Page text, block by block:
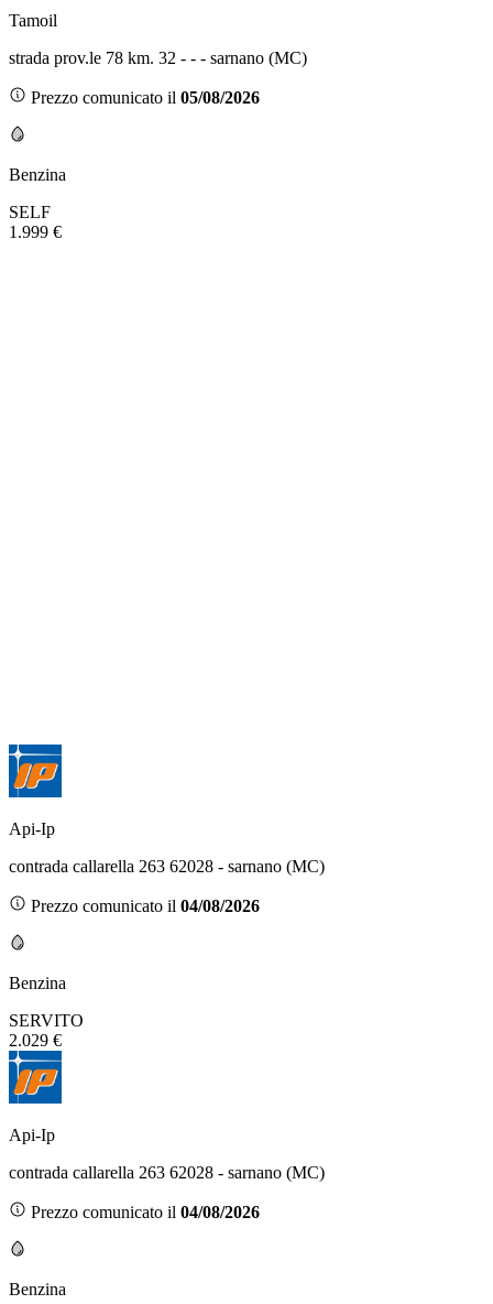
Tamoil
strada prov.le 78 km. 32 - - - sarnano (MC)
Prezzo comunicato il 05/08/2026
Benzina
SELF
1.999 €
Api-Ip
contrada callarella 263 62028 - sarnano (MC)
Prezzo comunicato il 04/08/2026
Benzina
SERVITO
2.029 €
Api-Ip
contrada callarella 263 62028 - sarnano (MC)
Prezzo comunicato il 04/08/2026
Benzina